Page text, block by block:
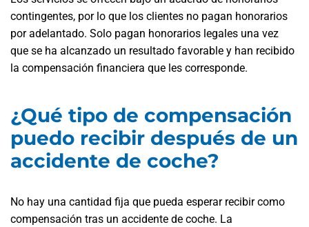
contingentes, por lo que los clientes no pagan honorarios
por adelantado. Solo pagan honorarios legales una vez
que se ha alcanzado un resultado favorable y han recibido
la compensación financiera que les corresponde.
¿Qué tipo de compensación
puedo recibir después de un
accidente de coche?
No hay una cantidad fija que pueda esperar recibir como
compensación tras un accidente de coche. La